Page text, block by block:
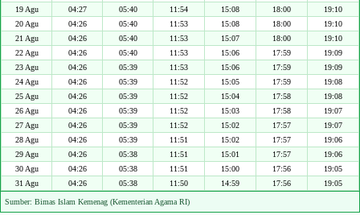
19 Agu
04:27 05:40 11:54 15:08 18:00
19:10
20 Agu
04:26 05:40 11:53 15:08 18:00
19:10
21 Agu
04:26 05:40 11:53 15:07 18:00
19:10
22 Agu
04:26 05:40 11:53 15:06 17:59
19:09
23 Agu
04:26 05:39 11:53 15:06 17:59
19:09
24 Agu
04:26 05:39 11:52 15:05 17:59
19:08
25 Agu
04:26 05:39 11:52 15:04 17:58
19:08
26 Agu
04:26 05:39 11:52 15:03 17:58
19:07
27 Agu
04:26 05:39 11:52 15:02 17:57
19:07
28 Agu
04:26 05:39 11:51 15:02 17:57
19:06
29 Agu
04:26 05:38 11:51 15:01 17:57
19:06
30 Agu
04:26 05:38 11:51 15:00 17:56
19:05
31 Agu
04:26 05:38 11:50 14:59 17:56 19:05
Sumber: Bimas Islam Kemenag (Kementerian Agama RI)